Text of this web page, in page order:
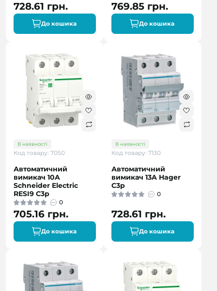
728.61 грн.
До кошика
769.85 грн.
До кошика
В наявності
Код товару: 7050
Автоматичний
вимикач 10A
Schneider Electric
RESI9 C3р
0
705.16 грн.
До кошика
В наявності
Код товару: 7130
Автоматичний
вимикач 13A Hager
C3p
0
728.61 грн.
До кошика